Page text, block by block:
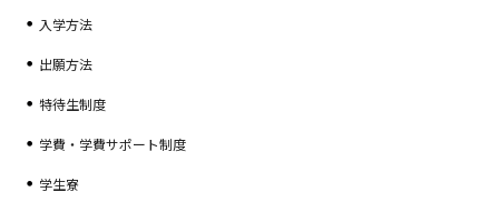
入学方法
出願方法
特待生制度
学費・学費サポート制度
学生寮